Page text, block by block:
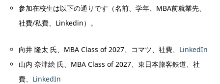
参加在校生は以下の通りです（名前、学年、MBA前就業先、
社費/私費、Linkedin）。
向井 隆太 氏、MBA Class of 2027、コマツ、社費、 LinkedIn
山内 奈津絵 氏、MBA Class of 2027、東日本旅客鉄道、社
費、 LinkedIn